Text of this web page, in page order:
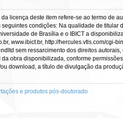
da licença deste item refere-se ao termo de
seguintes condições: Na qualidade de titular
de Brasília e o IBICT a
www.ibict.br, http://hercules.vtls.com/cgi-
sem ressarcimento dos direitos
da obra disponibilizada, conforme
download, a título de divulgação da
e produtos pós-doutorado